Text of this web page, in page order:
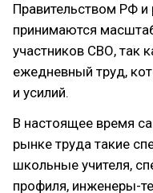
Правительством РФ
принимаются
участников СВО, так
ежедневный труд,
и усилий.
В настоящее время
рынке труда такие
школьные учителя,
профиля, инженеры-